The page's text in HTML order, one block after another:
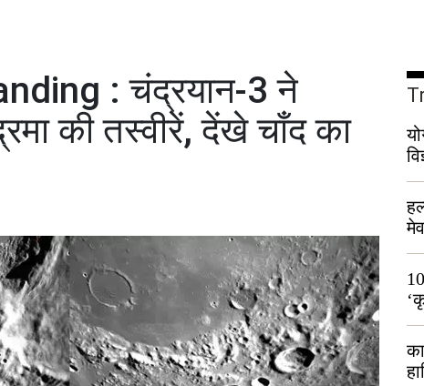
: चंद्रयान-3 ने
की तस्वीरें, देंखे चाँद का